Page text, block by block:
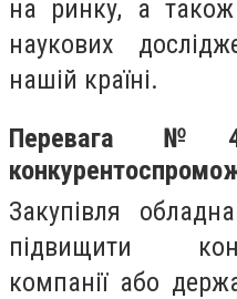
на ринку, а
наукових
нашій країні.
Перевага
Закупівля
підвищити
компанії або